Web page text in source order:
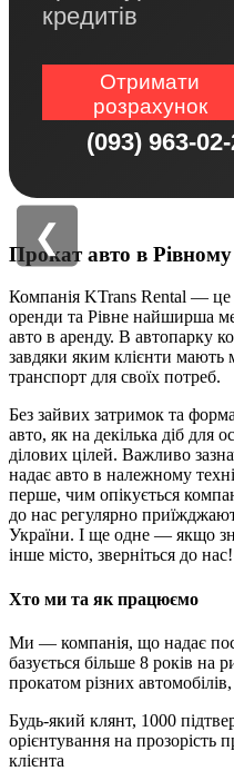
кредитів
Отримати
розрахунок
(093) 963-
Прокат авто в
Компанія KTrans Rental — це
оренди та Рівне найширша
авто в аренду. В автопарку
завдяки яким клієнти мають
транспорт для своїх потреб.
Без зайвих затримок та
авто, як на декілька діб для
ділових цілей. Важливо
надає авто в належному
перше, чим опікується
до нас регулярно
України. І ще одне — якщо
інше місто, зверніться до нас!
Хто ми та як працюємо
Ми — компанія, що надає
базується більше 8 років на
прокатом різних
Будь-який клянт, 1000
орієнтування на прозорість
клієнта
❮